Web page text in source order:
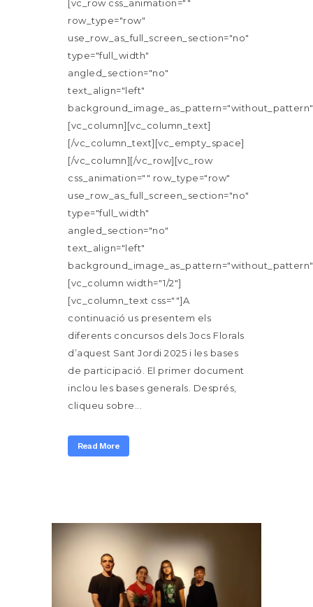
[vc_row css_animation=""
row_type="row"
use_row_as_full_screen_section="no"
type="full_width"
angled_section="no"
text_align="left"
[vc_column][vc_column_text]
[/vc_column_text][vc_empty_space]
[/vc_column][/vc_row][vc_row
css_animation="" row_type="row"
use_row_as_full_screen_section="no"
type="full_width"
angled_section="no"
text_align="left"
[vc_column width="1/2"]
[vc_column_text css=""]A
continuació us presentem els
diferents concursos dels Jocs Florals
d’aquest Sant Jordi 2025 i les bases
de participació. El primer document
inclou les bases generals. Després,
cliqueu sobre...
Read More